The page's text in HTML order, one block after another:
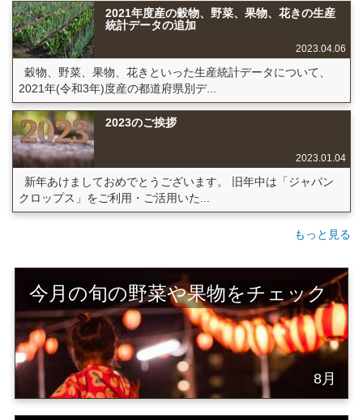
2021年度産の穀物、野菜、果物、花きの生産
統計データの追加
2023.04.06
穀物、野菜、果物、花きといった生産統計データについて、
2021年(令和3年)度産の都道府県別デ...
2023のご挨拶
2023.01.04
新年あけましておめでとうございます。 旧年中は「ジャパン
クロップス」をご利用・ご活用いた...
もっと見る
今月の旬の野菜や果物をチェック
8月